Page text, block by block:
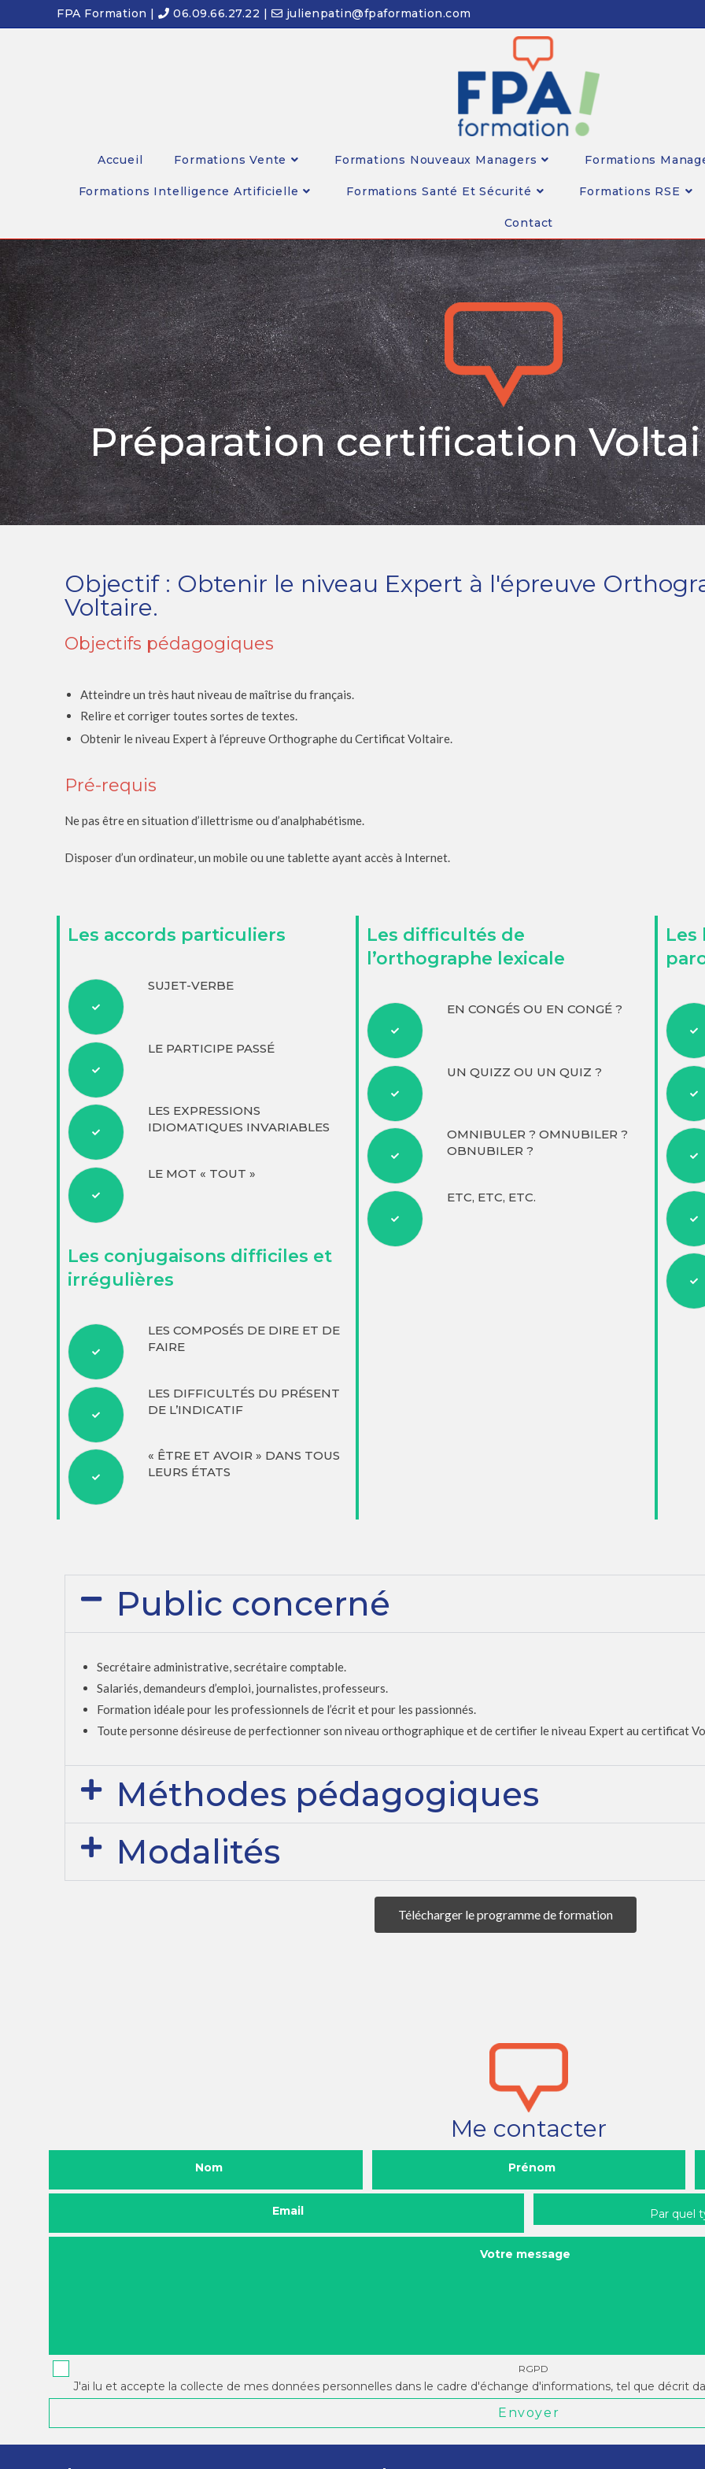
FPA Formation | 06.09.66.27.22 | julienpatin@fpaformation.com
Accueil Formations Vente Formations Nouveaux Managers Formations
Formations Intelligence Artificielle Formations Santé Et Sécurité Formations RSE
Contact
Préparation certification
Objectif : Obtenir le niveau Expert à l'épreuve
Voltaire.
Objectifs pédagogiques
Atteindre un très haut niveau de maîtrise du français.
Relire et corriger toutes sortes de textes.
Obtenir le niveau Expert à l’épreuve Orthographe du Certificat Voltaire.
Pré-requis
Ne pas être en situation d’illettrisme ou d’analphabétisme.
Disposer d’un ordinateur, un mobile ou une tablette ayant accès à Internet.
Les accords particuliers
SUJET-VERBE
LE PARTICIPE PASSÉ
LES EXPRESSIONS
IDIOMATIQUES INVARIABLES
LE MOT « TOUT »
Les conjugaisons difficiles et
irrégulières
LES COMPOSÉS DE DIRE ET DE
FAIRE
LES DIFFICULTÉS DU PRÉSENT
DE L’INDICATIF
« ÊTRE ET AVOIR » DANS TOUS
LEURS ÉTATS
Les difficultés de
l’orthographe lexicale
EN CONGÉS OU EN CONGÉ ?
UN QUIZZ OU UN QUIZ ?
OMNIBULER ? OMNUBILER ?
OBNUBILER ?
ETC, ETC, ETC.
Les
Public concerné
Secrétaire administrative, secrétaire comptable.
Salariés, demandeurs d’emploi, journalistes, professeurs.
Formation idéale pour les professionnels de l’écrit et pour les passionnés.
Toute personne désireuse de perfectionner son niveau orthographique et de certifier le niveau Expert au certificat
Méthodes pédagogiques
Modalités
Télécharger le programme de formation
Me contacter
Nom Prénom
Email Par quel
Votre message
RGPD
J'ai lu et accepte la collecte de mes données personnelles dans le cadre d'échange d'informations, tel que décrit
Envoyer